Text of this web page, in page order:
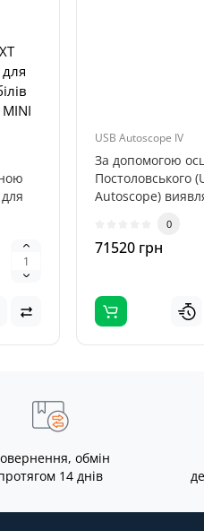
для
USB Autoscope IV
За допомогою
Постоловського
Autoscope)
0
71520 грн
обмін
14 днів